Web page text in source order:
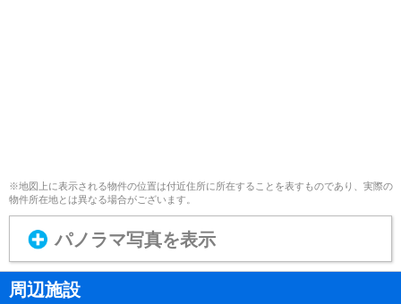
※地図上に表示される物件の位置は付近住所に所在することを表すものであり、実際の
物件所在地とは異なる場合がございます。
パノラマ写真を表示
周辺施設